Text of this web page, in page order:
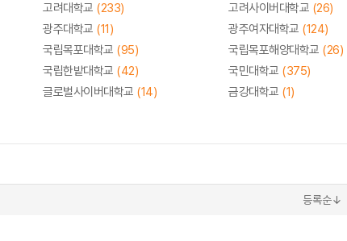
고려대학교 (233) 고려사이버대학교 (26)
광주대학교 (11) 광주여자대학교 (124)
국립목포대학교 (95) 국립목포해양대학교 (26)
국립한밭대학교 (42) 국민대학교 (375)
글로벌사이버대학교 (14) 금강대학교 (1)
등록순↓